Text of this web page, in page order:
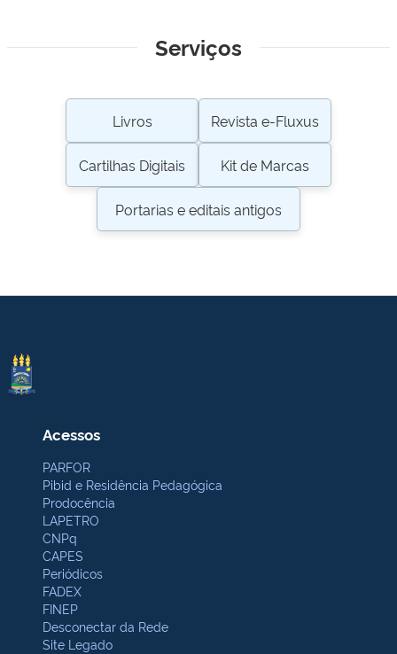
Serviços
Livros Revista e-Fluxus
Cartilhas Digitais Kit de Marcas
Portarias e editais antigos
Acessos
PARFOR
Pibid e Residência Pedagógica
Prodocência
LAPETRO
CNPq
CAPES
Periódicos
FADEX
FINEP
Desconectar da Rede
Site Legado